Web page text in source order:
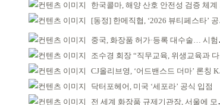
한국콜마, 해양 산호 안전성 검증 체계 구축
[동정] 한메직협, ‘2026 뷰티페스타’ 공동 주최
중국, 화장품 허가·등록 대수술… 시험자료 공용 허용
조수경 회장 “직무교육, 위생교육과 다르다”
CJ올리브영, ‘어드밴스드 더마’ 론칭 K더마 육성 박차
닥터포헤어, 미국 ‘세포라’ 공식 입점
전 세계 화장품 규제기관장, 서울에 모인다